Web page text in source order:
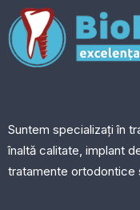
Suntem specializați în
înaltă calitate, implant
tratamente ortodontice